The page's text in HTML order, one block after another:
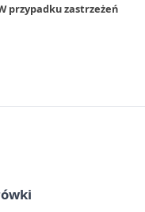
przypadku zastrzeżeń